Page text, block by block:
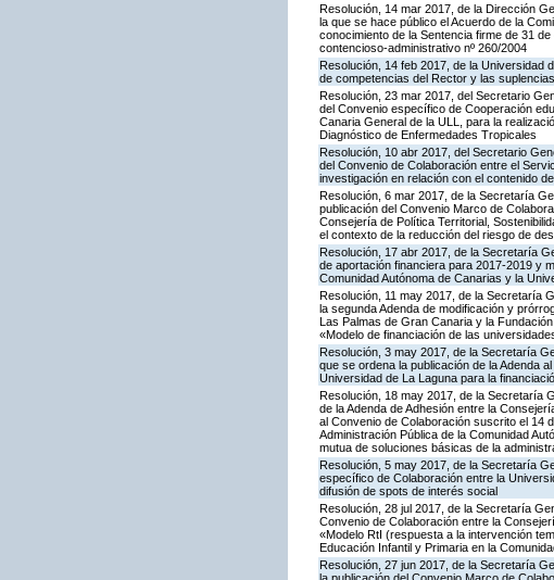
Resolución, 14 mar 2017, de la Dirección
la que se hace público el Acuerdo de la
conocimiento de la Sentencia firme de 31
contencioso-administrativo nº 260/2004
Resolución, 14 feb 2017, de la Universidad
de competencias del Rector y las
Resolución, 23 mar 2017, del Secretario
del Convenio específico de Cooperación
Canaria General de la ULL, para la
Diagnóstico de Enfermedades Tropicales
Resolución, 10 abr 2017, del Secretario
del Convenio de Colaboración entre el
investigación en relación con el contenido
Resolución, 6 mar 2017, de la Secretaría
publicación del Convenio Marco de
Consejería de Política Territorial,
el contexto de la reducción del riesgo de
Resolución, 17 abr 2017, de la Secretaría
de aportación financiera para 2017-2019 y
Comunidad Autónoma de Canarias y la
Resolución, 11 may 2017, de la Secretaría
la segunda Adenda de modificación y
Las Palmas de Gran Canaria y la
«Modelo de financiación de las
Resolución, 3 may 2017, de la Secretaría
que se ordena la publicación de la Adenda
Universidad de La Laguna para la
Resolución, 18 may 2017, de la Secretaría
de la Adenda de Adhesión entre la
al Convenio de Colaboración suscrito el 14
Administración Pública de la Comunidad
mutua de soluciones básicas de la
Resolución, 5 may 2017, de la Secretaría
específico de Colaboración entre la
difusión de spots de interés social
Resolución, 28 jul 2017, de la Secretaría
Convenio de Colaboración entre la
«Modelo RtI (respuesta a la intervención
Educación Infantil y Primaria en la
Resolución, 27 jun 2017, de la Secretaría